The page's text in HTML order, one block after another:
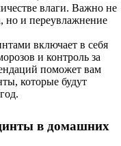
влаги. Важно не
но и переувлажнение
включает в себя
и контроль за
поможет вам
которые будут
в домашних